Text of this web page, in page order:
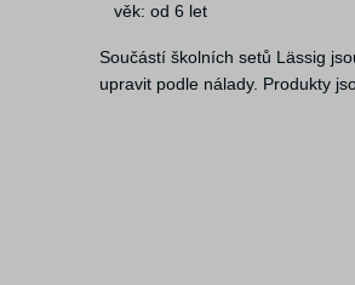
věk: od 6 let
Součástí školních setů Lässig
upravit podle nálady. Produkty